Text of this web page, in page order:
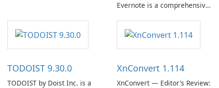
capturing, organizing, and
retrieving notes and
reference materials across
Evernote is a comprehensive
users capture, organize, and
access information across
TODOIST 9.30.0
TODOIST by Doist Inc. is a
XnConvert 1.114
XnConvert — Editor’s Review: